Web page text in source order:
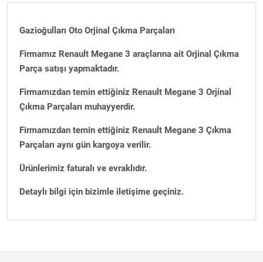
Gazioğulları Oto Orjinal Çıkma Parçaları
Firmamız Renault Megane 3 araçlarına ait Orjinal Çıkma
Parça satışı yapmaktadır.
Firmamızdan temin ettiğiniz Renault Megane 3 Orjinal
Çıkma Parçaları muhayyerdir.
Firmamızdan temin ettiğiniz Renault Megane 3 Çıkma
Parçaları aynı gün kargoya verilir.
Ürünlerimiz faturalı ve evraklıdır.
Detaylı bilgi için bizimle iletişime geçiniz.